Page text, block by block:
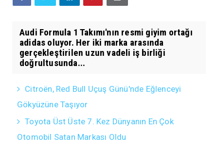
Audi Formula 1 Takımı'nın resmi giyim ortağı
adidas oluyor. Her iki marka arasında
gerçekleştirilen uzun vadeli iş birliği
doğrultusunda...
Citroën, Red Bull Uçuş Günü'nde Eğlenceyi
Gökyüzüne Taşıyor
Toyota Üst Üste 7. Kez Dünyanın En Çok
Otomobil Satan Markası Oldu